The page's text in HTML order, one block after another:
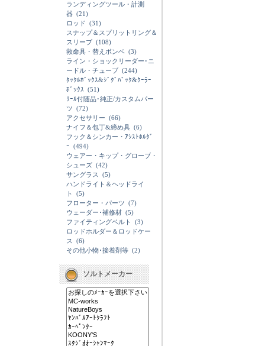
ランディングツール・計測
器 (21)
ロッド (31)
スナップ＆スプリットリング＆
スリーブ (108)
救命具・替えボンベ (3)
ライン・ショックリーダー･ニ
ードル・チューブ (244)
ﾀｯｸﾙﾎﾞｯｸｽ&ｼﾞｸﾞﾊﾞｯｸ&ｸｰﾗｰ
ﾎﾞｯｸｽ (51)
ﾘｰﾙ付随品･純正/カスタムパー
ツ (72)
アクセサリー (66)
ナイフ＆包丁&締め具 (6)
フック＆シンカー・ｱｼｽﾄﾎﾙﾀﾞ
ｰ (494)
ウェアー・キップ・グローブ・
シューズ (42)
サングラス
(5)
ハンドライト＆ヘッドライ
ト
(5)
フローター・パーツ (7)
ウェーダー･補修材 (5)
ファイティングベルト
(3)
ロッドホルダー＆ロッドケー
ス
(6)
その他小物･接着剤等 (2)
ソルトメーカー